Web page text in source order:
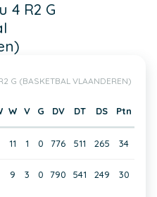
4 R2 G
G (BASKETBAL VLAANDEREN)
W V G DV DT DS Ptn
11 1 0 776 511 265 34
9 3 0 790 541 249 30